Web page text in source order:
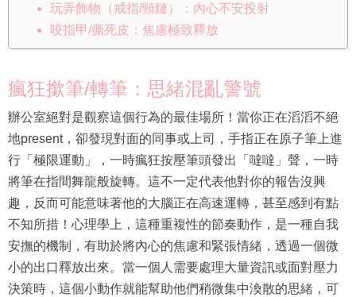
玩弄飾物（戒指/頸鏈）：內心不安投射
咬指甲/撕死皮：焦慮極致釋放
瘋狂撳筆/轉筆：思緒混亂警號
辦公室絕對是觀察這個行為的最佳場所！當你正在滔滔不絕
地present，卻發現對面的同事或上司，手指正在原子筆上進
行「極限運動」，一時瘋狂按壓筆頭發出「噠噠」聲，一時
將筆在指間舞龍般旋轉。這不一定代表他對你的報告沒興
趣，反而可能意味著他的大腦正在高速運轉，甚至感到有點
不知所措！心理學上，這種重複性的節奏動作，是一種自我
安撫的機制，有助於將內心的焦慮和緊張情緒，透過一個微
小的出口釋放出來。當一個人需要處理大量資訊或面對壓力
決策時，這個小動作就能幫助他們稍微集中渙散的思緒，可